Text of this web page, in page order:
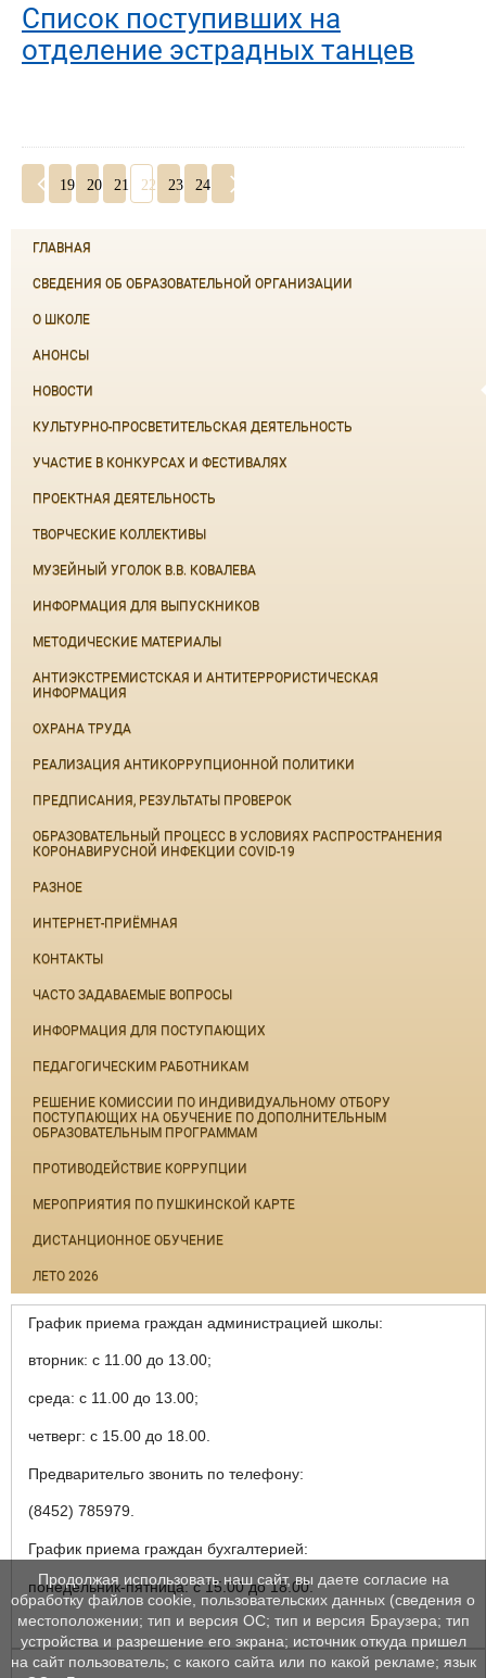
Список поступивших на
отделение эстрадных танцев
19 20 21 22 23 24
ГЛАВНАЯ
СВЕДЕНИЯ ОБ ОБРАЗОВАТЕЛЬНОЙ ОРГАНИЗАЦИИ
О ШКОЛЕ
АНОНСЫ
НОВОСТИ
КУЛЬТУРНО-ПРОСВЕТИТЕЛЬСКАЯ ДЕЯТЕЛЬНОСТЬ
УЧАСТИЕ В КОНКУРСАХ И ФЕСТИВАЛЯХ
ПРОЕКТНАЯ ДЕЯТЕЛЬНОСТЬ
ТВОРЧЕСКИЕ КОЛЛЕКТИВЫ
МУЗЕЙНЫЙ УГОЛОК В.В. КОВАЛЕВА
ИНФОРМАЦИЯ ДЛЯ ВЫПУСКНИКОВ
МЕТОДИЧЕСКИЕ МАТЕРИАЛЫ
АНТИЭКСТРЕМИСТСКАЯ И АНТИТЕРРОРИСТИЧЕСКАЯ
ИНФОРМАЦИЯ
ОХРАНА ТРУДА
РЕАЛИЗАЦИЯ АНТИКОРРУПЦИОННОЙ ПОЛИТИКИ
ПРЕДПИСАНИЯ, РЕЗУЛЬТАТЫ ПРОВЕРОК
ОБРАЗОВАТЕЛЬНЫЙ ПРОЦЕСС В УСЛОВИЯХ РАСПРОСТРАНЕНИЯ
КОРОНАВИРУСНОЙ ИНФЕКЦИИ COVID-19
РАЗНОЕ
ИНТЕРНЕТ-ПРИЁМНАЯ
КОНТАКТЫ
ЧАСТО ЗАДАВАЕМЫЕ ВОПРОСЫ
ИНФОРМАЦИЯ ДЛЯ ПОСТУПАЮЩИХ
ПЕДАГОГИЧЕСКИМ РАБОТНИКАМ
РЕШЕНИЕ КОМИССИИ ПО ИНДИВИДУАЛЬНОМУ ОТБОРУ
ПОСТУПАЮЩИХ НА ОБУЧЕНИЕ ПО ДОПОЛНИТЕЛЬНЫМ
ОБРАЗОВАТЕЛЬНЫМ ПРОГРАММАМ
ПРОТИВОДЕЙСТВИЕ КОРРУПЦИИ
МЕРОПРИЯТИЯ ПО ПУШКИНСКОЙ КАРТЕ
ДИСТАНЦИОННОЕ ОБУЧЕНИЕ
ЛЕТО 2026
График приема граждан администрацией школы:
вторник: с 11.00 до 13.00;
среда: с 11.00 до 13.00;
четверг: с 15.00 до 18.00.
Предварительго звонить по телефону:
(8452) 785979.
График приема граждан бухгалтерией:
понедельник-пятница: с 15.00 до 18.00.
Продолжая использовать наш сайт, вы даете согласие на
обработку файлов cookie, пользовательских данных (сведения о
местоположении; тип и версия ОС; тип и версия Браузера; тип
устройства и разрешение его экрана; источник откуда пришел
на сайт пользователь; с какого сайта или по какой рекламе; язык